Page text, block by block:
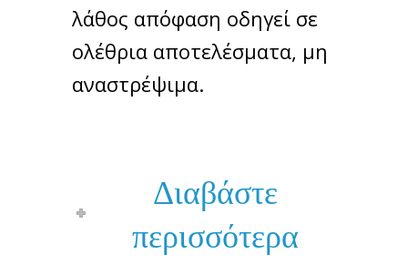
λάθος απόφαση οδηγεί σε
ολέθρια αποτελέσματα, μη
αναστρέψιμα.
Διαβάστε
περισσότερα